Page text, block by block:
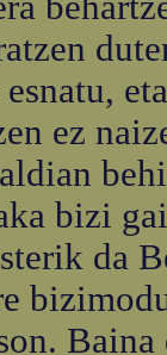
ez
bizi
da